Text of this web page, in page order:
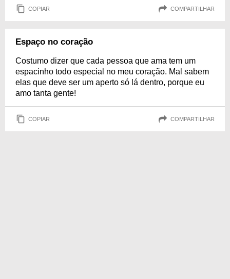
COPIAR COMPARTILHAR
Espaço no coração
Costumo dizer que cada pessoa que ama tem um
espacinho todo especial no meu coração. Mal sabem
elas que deve ser um aperto só lá dentro, porque eu
amo tanta gente!
COPIAR COMPARTILHAR